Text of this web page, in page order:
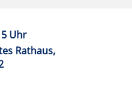
Uhr
Rathaus,